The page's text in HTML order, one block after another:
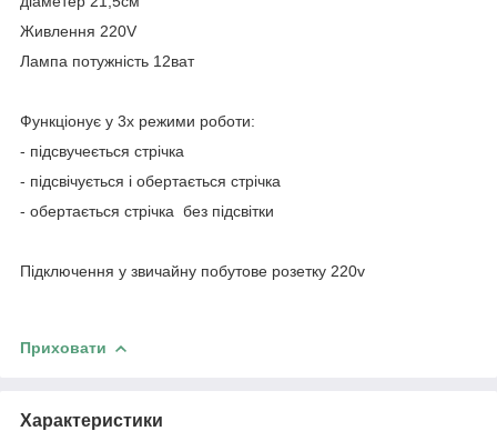
Живлення 220V
Лампа потужність 12ват
Функціонує у 3х режими роботи:
- підсвучеється стрічка
- підсвічується і обертається стрічка
- обертається стрічка без підсвітки
Підключення у звичайну побутове розетку 220v
Приховати
Характеристики